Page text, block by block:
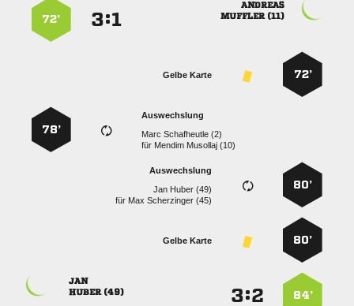

 
:
72’
72’
Gelbe Karte
Auswechslung
  
für   
78’
80’
Auswechslung
  
für   
80’
Gelbe Karte
84’
:

 